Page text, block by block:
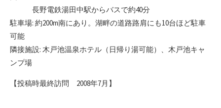
長野電鉄湯田中駅からバスで約40分
駐車場: 約200m南にあり。湖畔の道路路肩にも10台ほど駐車
可能
隣接施設: 木戸池温泉ホテル（日帰り湯可能）、木戸池キャ
ンプ場
【投稿時最終訪問 2008年7月】